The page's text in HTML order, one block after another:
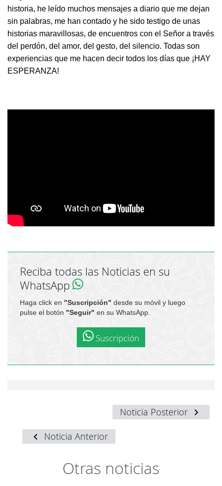
historia, he leído muchos mensajes a diario que me dejan
sin palabras, me han contado y he sido testigo de unas
historias maravillosas, de encuentros con el Señor a través
del perdón, del amor, del gesto, del silencio. Todas son
experiencias que me hacen decir todos los días que ¡HAY
ESPERANZA!
Reciba todas las Noticias en su
WhatsApp
Haga click en "Suscripción" desde su móvil y luego
pulse el botón "Seguir" en su WhatsApp.
Suscripción
Noticia Posterior
Noticia Anterior
Otras noticias